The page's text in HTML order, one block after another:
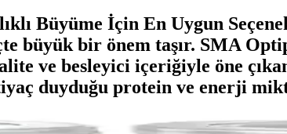
Büyüme İçin En Uygun
büyük bir önem taşır. SMA
ve besleyici içeriğiyle öne
duyduğu protein ve enerji